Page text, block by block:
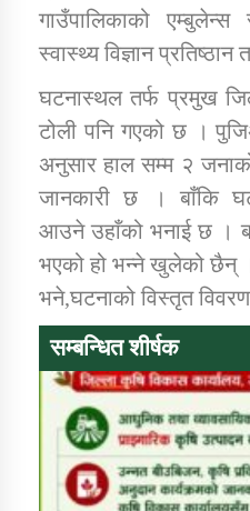
कर्णाली
तातोपानी गाउँपालिकाको न्यायिक
तातोपानी गाउँपालिका जुम्लाको महिला
सम्बन्धी सूचना सन्देश
तातोपानी गाउँपालिका जुम्लाको
तातोपानी गाउँपालिका जुम्लाको
गाउँपालिकाको
स्वास्थ्य विज्ञान
घटनास्थल तर्फ प्रमुख
टोली पनि गएको छ ।
अनुसार हाल सम्म २
जानकारी छ । बाँकि
आउने उहाँको भनाई छ ।
भएको हो भन्ने खुलेको छैन्
भने,घटनाको विस्तृत
सम्बन्धित शीर्षक